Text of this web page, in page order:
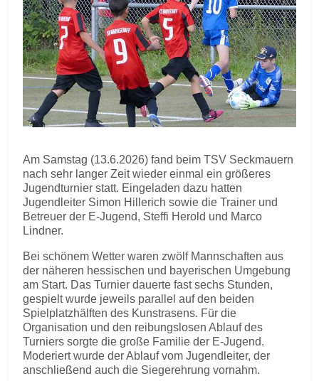
Am Samstag (13.6.2026) fand beim TSV Seckmauern
nach sehr langer Zeit wieder einmal ein größeres
Jugendturnier statt. Eingeladen dazu hatten
Jugendleiter Simon Hillerich sowie die Trainer und
Betreuer der E-Jugend, Steffi Herold und Marco
Lindner.
Bei schönem Wetter waren zwölf Mannschaften aus
der näheren hessischen und bayerischen Umgebung
am Start. Das Turnier dauerte fast sechs Stunden,
gespielt wurde jeweils parallel auf den beiden
Spielplatzhälften des Kunstrasens. Für die
Organisation und den reibungslosen Ablauf des
Turniers sorgte die große Familie der E-Jugend.
Moderiert wurde der Ablauf vom Jugendleiter, der
anschließend auch die Siegerehrung vornahm.